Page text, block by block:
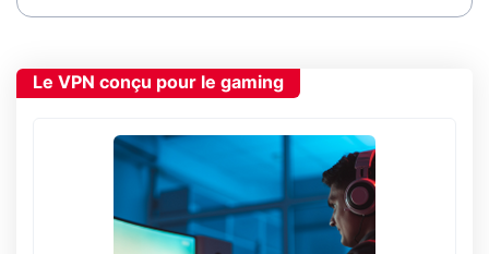
Le VPN conçu pour le gaming